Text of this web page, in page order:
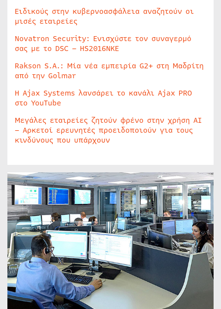
Ειδικούς στην κυβερνοασφάλεια αναζητούν οι
μισές εταιρείες
Novatron Security: Ενισχύστε τον συναγερμό
σας με το DSC – HS2016NKE
Rakson S.A.: Μία νέα εμπειρία G2+ στη Μαδρίτη
από την Golmar
Η Ajax Systems λανσάρει το κανάλι Ajax PRO
στο YouTube
Μεγάλες εταιρείες ζητούν φρένο στην χρήση AI
– Αρκετοί ερευνητές προειδοποιούν για τους
κινδύνους που υπάρχουν